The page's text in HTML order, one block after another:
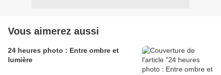
Vous aimerez aussi
24 heures photo : Entre ombre et
lumière